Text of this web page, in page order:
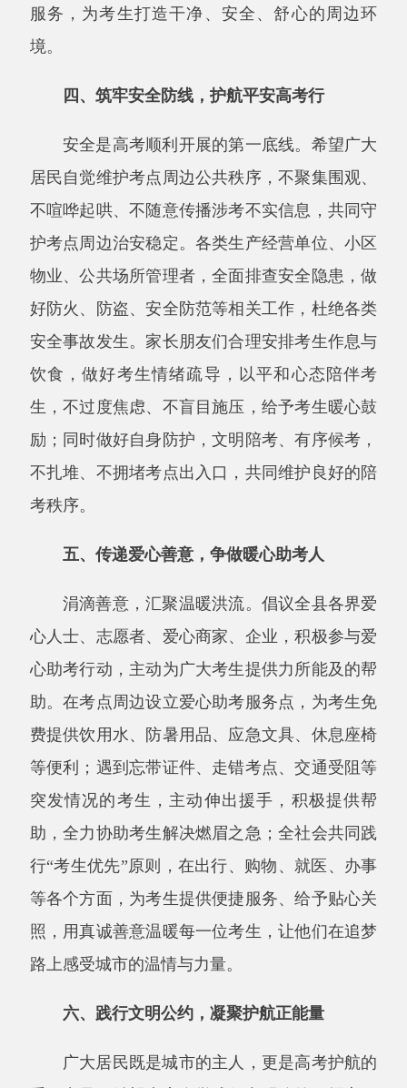
物业、公共场所管理者，全面排查安全隐患，做
好防火、防盗、安全防范等相关工作，杜绝各类
饮食，做好考生情绪疏导，以平和心态陪伴考
励；同时做好自身防护，文明陪考、有序候考，
不扎堆、不拥堵考点出入口，共同维护良好的陪
考秩序。
五、传递爱心善意，争做暖心助考人
涓滴善意，汇聚温暖洪流。倡议全县各界爱
助。在考点周边设立爱心助考服务点，为考生免
费提供饮用水、防暑用品、应急文具、休息座椅
等便利；遇到忘带证件、走错考点、交通受阻等
突发情况的考生，主动伸出援手，积极提供帮
助，全力协助考生解决燃眉之急；全社会共同践
等各个方面，为考生提供便捷服务、给予贴心关
六、践行文明公约，凝聚护航正能量
广大居民既是城市的主人，更是高考护航的
重要力量。希望大家自觉践行文明公约，摒弃不
文明行为，主动参与到高考护航行动中来，积极
劝导身边不文明、不规范、扰考扰民的行为，共
同营造人人关心高考、支持高考、护航高考的良
与付出，用包容、理解、文明、友善的姿态，为
考生加油鼓劲，让青春梦想在温暖守护中尽情绽
放。
居民朋友们，学子逐梦，需你我守护；高考
一份善意，都是对考生最有力的支持，都是对城